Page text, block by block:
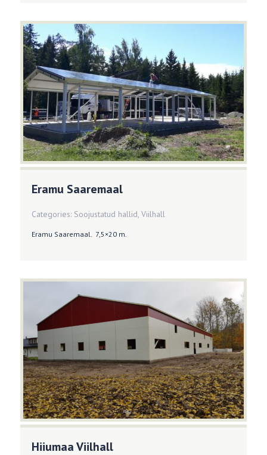
Eramu Saaremaal
Categories: Soojustatud hallid, Viilhall
Eramu Saaremaal. 7,5×20 m.
Hiiumaa Viilhall